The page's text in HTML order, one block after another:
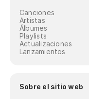
Canciones
Artistas
Álbumes
Playlists
Actualizaciones
Lanzamientos
Sobre el sitio web